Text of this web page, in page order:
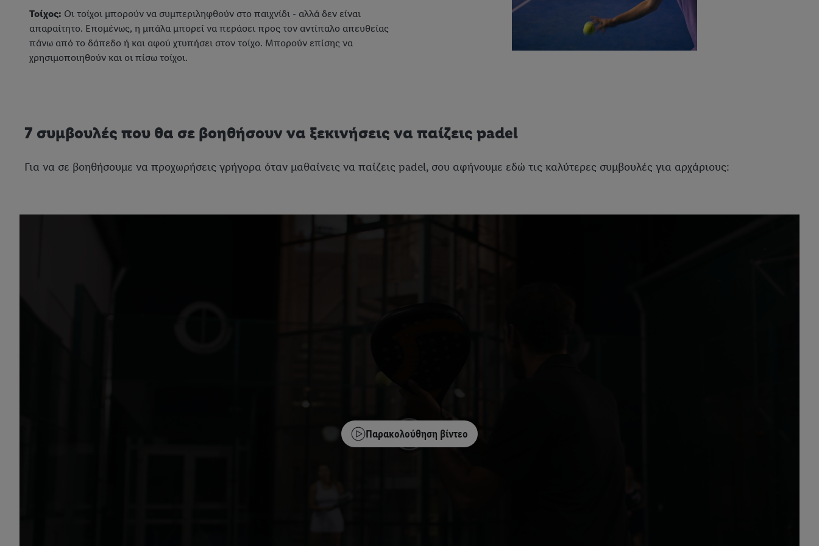
Τοίχος: Οι τοίχοι μπορούν να συμπεριληφθούν στο παιχνίδι - αλλά δεν είναι
απαραίτητο. Επομένως, η μπάλα μπορεί να περάσει προς τον αντίπαλο απευθείας
πάνω από το δάπεδο ή και αφού χτυπήσει στον τοίχο. Μπορούν επίσης να
χρησιμοποιηθούν και οι πίσω τοίχοι.
7 συμβουλές που θα σε βοηθήσουν να ξεκινήσεις να παίζεις padel
Για να σε βοηθήσουμε να προχωρήσεις γρήγορα όταν μαθαίνεις να παίζεις padel, σου αφήνουμε εδώ τις καλύτερες συμβουλές για αρχάριους:
Παρακολούθηση βίντεο